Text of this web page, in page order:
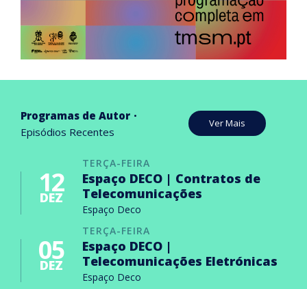
Programas de Autor
Episódios Recentes
Ver Mais
TERÇA-FEIRA
12
DEZ
Espaço DECO | Contratos de
Telecomunicações
Espaço Deco
TERÇA-FEIRA
05
DEZ
Espaço DECO |
Telecomunicações Eletrónicas
Espaço Deco